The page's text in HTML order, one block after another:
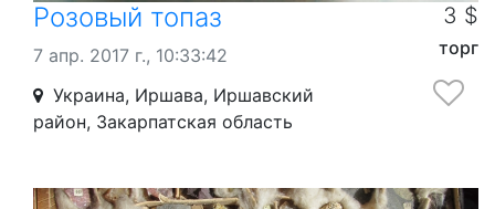
Розовый топаз
7 апр. 2017 г., 10:33:42
Украина, Иршава, Иршавский
район, Закарпатская область
3 $
торг